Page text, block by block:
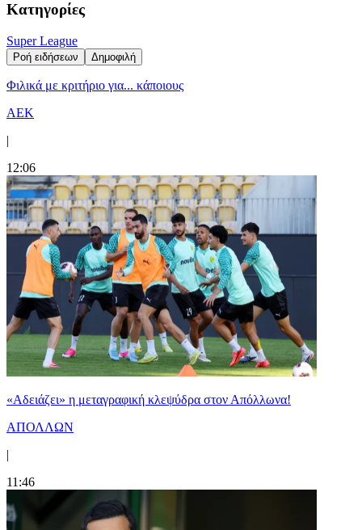
Κατηγορίες
Super League
Ροή ειδήσεων Δημοφιλή
Φιλικά με κριτήριο για... κάποιους
ΑΕΚ
|
12:06
«Αδειάζει» η μεταγραφική κλεψύδρα στον Απόλλωνα!
ΑΠΟΛΛΩΝ
|
11:46